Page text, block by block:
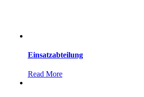
Einsatzabteilung
Read More